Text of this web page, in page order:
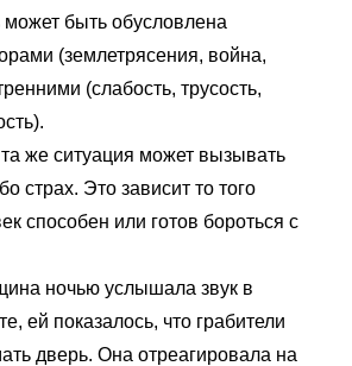
быть обусловлена
(землетрясения, война,
(слабость, трусость,
же ситуация может вызывать
страх. Это зависит то того
способен или готов бороться с
ночью услышала звук в
ей показалось, что грабители
дверь. Она отреагировала на